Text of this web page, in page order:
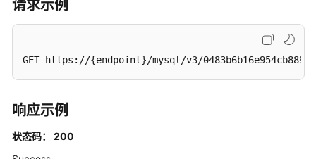
代
理
日
请求示例
GET https://{endpoint}/mysql/v3/
响应示例
状态码： 200